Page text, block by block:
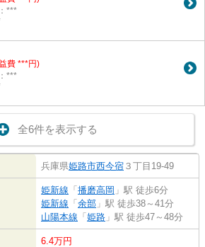
***
費 ***円)
***
全6件を表示する
兵庫県姫路市西今宿 ３丁目19-49
姫新線 「 播磨高岡 」駅 徒歩6分
姫新線 「 余部 」駅 徒歩38～41分
山陽本線 「 姫路 」駅 徒歩47～48分
6.4万円